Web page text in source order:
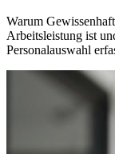
Warum
Arbeitsleistung ist
Personalauswahl